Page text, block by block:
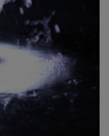
Darstellung von
policies/adobe-